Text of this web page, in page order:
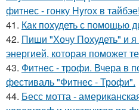
фитнес - гонку Hyrox в тайбэе!
41. Как похудеть с помощью
42. Пиши "Хочу Похудеть" и я
энергией, которая поможет
43. Фитнес - трофи. Вчера в
фестиваль "Фитнес - Трофи".
44. Бесс мотта -